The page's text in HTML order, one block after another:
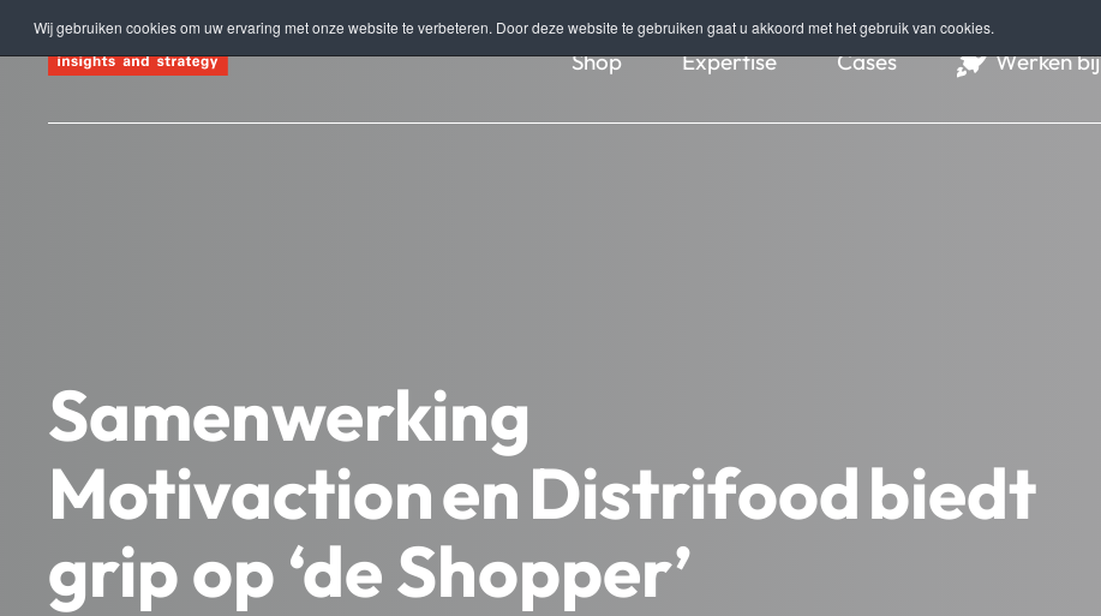
Wij gebruiken cookies om uw ervaring met onze website te verbeteren. Door deze website te gebruiken gaat u akkoord met het gebruik van cookies.
Terug naar hoofdinhoud Shop Expertise Cases Werken bij
Samenwerking
Motivaction en Distrifood biedt
grip op ‘de Shopper’